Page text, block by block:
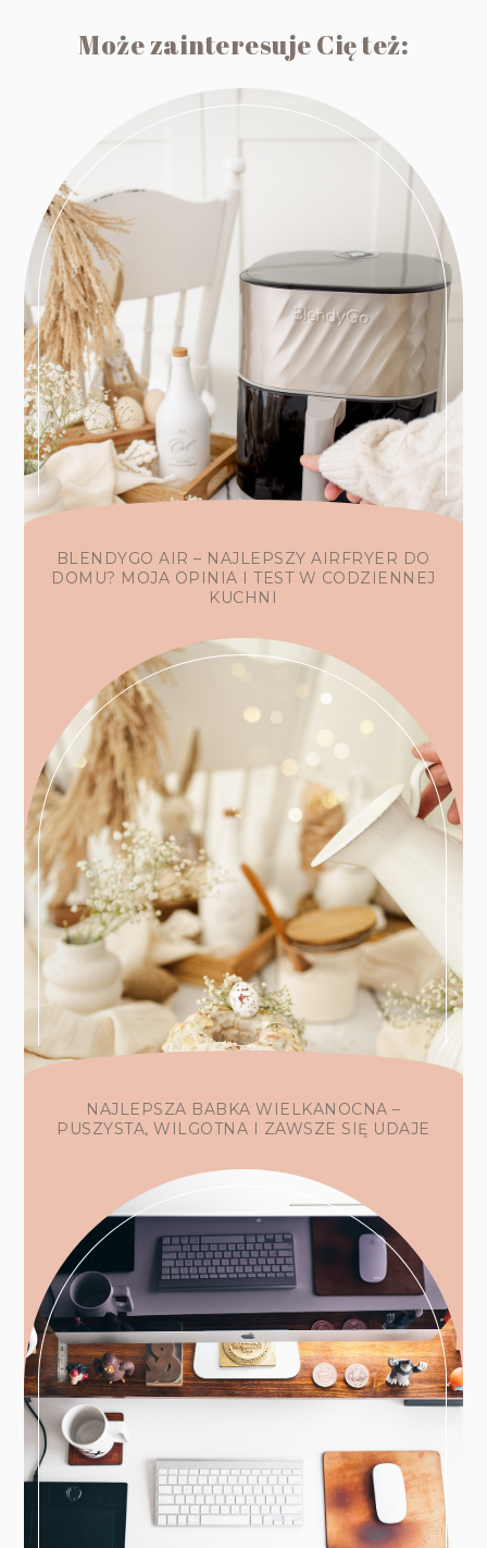
Może zainteresuje Cię też:
BLENDYGO AIR – NAJLEPSZY AIRFRYER DO
DOMU? MOJA OPINIA I TEST W CODZIENNEJ
KUCHNI
NAJLEPSZA BABKA WIELKANOCNA –
PUSZYSTA, WILGOTNA I ZAWSZE SIĘ UDAJE